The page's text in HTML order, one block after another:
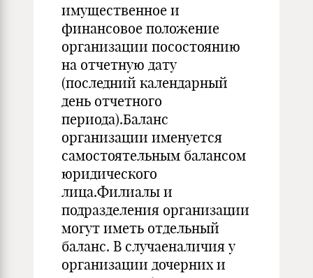
имущественное и
финансовое положение
организации посостоянию
на отчетную дату
(последний календарный
день отчетного
периода).Баланс
организации именуется
самостоятельным балансом
юридического
лица.Филиалы и
подразделения организации
могут иметь отдельный
баланс. В случаеналичия у
организации дочерних и